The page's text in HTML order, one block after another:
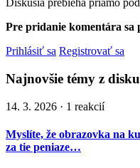
Diskusia prebieha priamo
Pre pridanie komentára sa
Prihlásiť sa Registrovať sa
Najnovšie témy z
14. 3. 2026 · 1 reakcií
Myslíte, že obrazovka na
za tie peniaze…